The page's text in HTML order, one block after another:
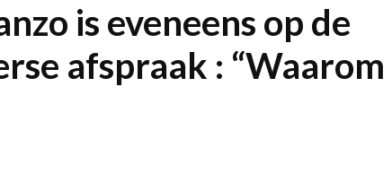
is eveneens op de
afspraak : “Waarom